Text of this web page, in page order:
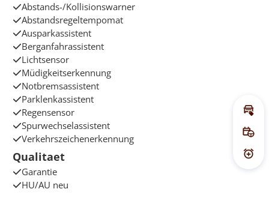
Abstands-/Kollisionswarner
Abstandsregeltempomat
Ausparkassistent
Berganfahrassistent
Lichtsensor
Müdigkeitserkennung
Notbremsassistent
Parklenkassistent
Regensensor
Spurwechselassistent
Verkehrszeichenerkennung
Qualitaet
Garantie
HU/AU neu